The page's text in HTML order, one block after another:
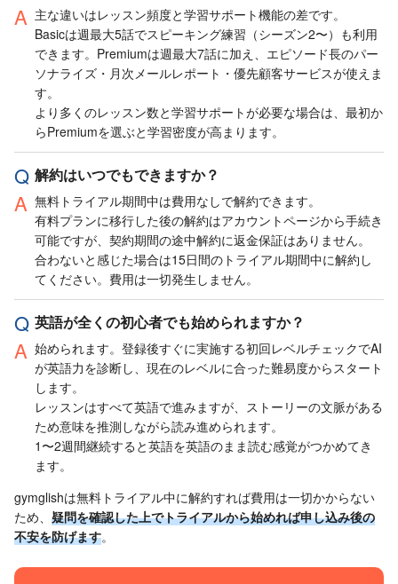
主な違いはレッスン頻度と学習サポート機能の差です。
Basicは週最大5話でスピーキング練習（シーズン2〜）も利用
できます。Premiumは週最大7話に加え、エピソード長のパー
ソナライズ・月次メールレポート・優先顧客サービスが使えま
す。
より多くのレッスン数と学習サポートが必要な場合は、最初か
らPremiumを選ぶと学習密度が高まります。
解約はいつでもできますか？
無料トライアル期間中は費用なしで解約できます。
有料プランに移行した後の解約はアカウントページから手続き
可能ですが、契約期間の途中解約に返金保証はありません。
合わないと感じた場合は15日間のトライアル期間中に解約し
てください。費用は一切発生しません。
英語が全くの初心者でも始められますか？
始められます。登録後すぐに実施する初回レベルチェックでAI
が英語力を診断し、現在のレベルに合った難易度からスタート
します。
レッスンはすべて英語で進みますが、ストーリーの文脈がある
ため意味を推測しながら読み進められます。
1〜2週間継続すると英語を英語のまま読む感覚がつかめてき
ます。
gymglishは無料トライアル中に解約すれば費用は一切かからない
ため、 疑問を確認した上でトライアルから始めれば申し込み後の
不安を防げます。